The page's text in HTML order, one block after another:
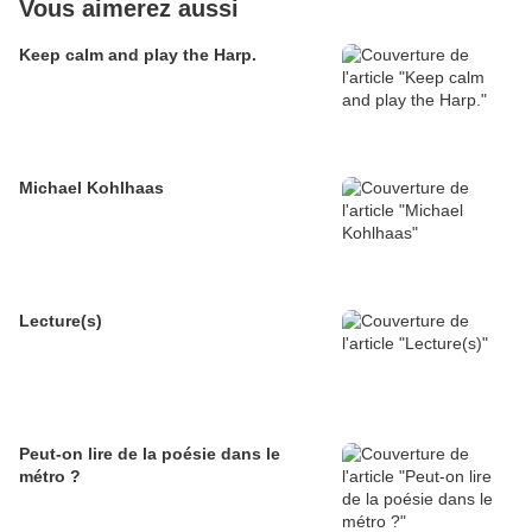
Vous aimerez aussi
Keep calm and play the Harp.
Michael Kohlhaas
Lecture(s)
Peut-on lire de la poésie dans le
métro ?